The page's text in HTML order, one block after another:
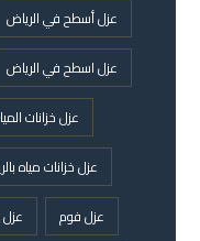
عزل أسطح في الرياض
عزل اسطح في الرياض
عزل خزانات
عزل خزانات مياه
عزل فوم